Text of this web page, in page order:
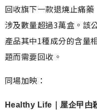
回收旗下一款退燒止痛
涉及數量超過3萬盒。該
產品其中1種成分的含量
題而需要回收。
同場加映：
Healthy Life｜屋企曱甴